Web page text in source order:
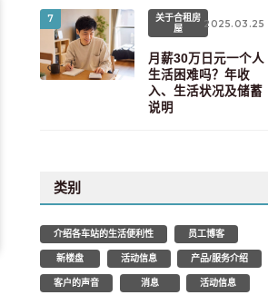
7
关于合租房
屋
2025.03.25
月薪30万日元一个人
生活困难吗？年收
入、生活状况及储蓄
说明
类别
介绍各车站的生活便利性 员工博客
新楼盘 活动信息 产品/服务介绍
客户的声音 消息 活动信息